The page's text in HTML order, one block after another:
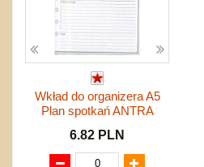
Wkład do organizera A5
Plan spotkań ANTRA
6.82 PLN